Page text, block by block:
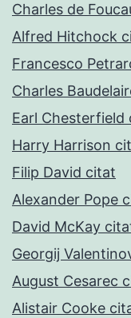
Charles de
Alfred Hitchock
Francesco
Charles
Earl Chesterfield
Harry Harrison
Filip David citat
Alexander Pope
David McKay
Georgij
August Cesarec
Alistair Cooke